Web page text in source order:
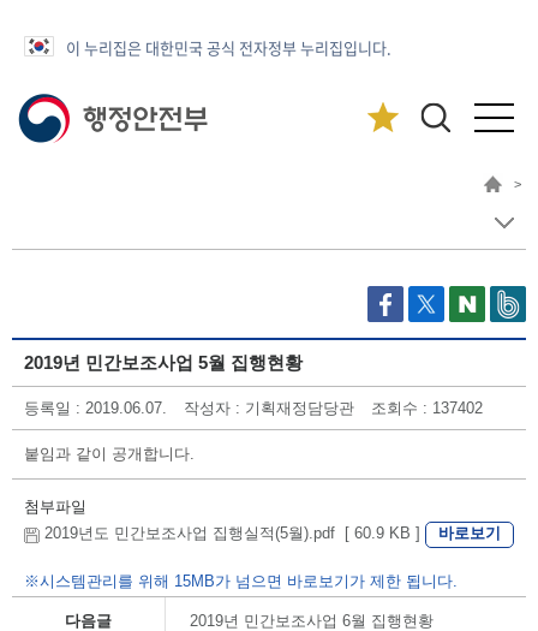
이 누리집은 대한민국 공식 전자정부 누리집입니다.
>
2019년 민간보조사업 5월 집행현황
등록일 : 2019.06.07. 작성자 : 기획재정담당관 조회수 : 137402
붙임과 같이 공개합니다.
첨부파일
2019년도 민간보조사업 집행실적(5월).pdf [ 60.9 KB ]
바로보기
※시스템관리를 위해 15MB가 넘으면 바로보기가 제한 됩니다.
다음글 2019년 민간보조사업 6월 집행현황